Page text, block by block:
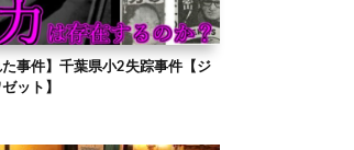
た事件】千葉県小2失踪事件【ジ
ット】